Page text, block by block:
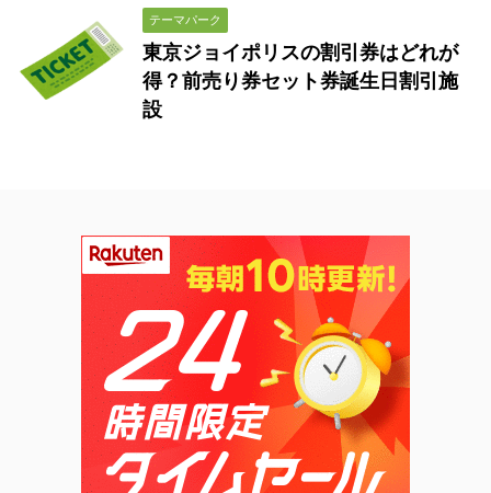
テーマパーク
東京ジョイポリスの割引券はどれが
得？前売り券セット券誕生日割引施
設